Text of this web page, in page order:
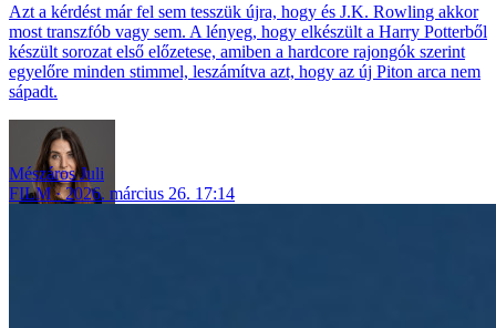
Azt a kérdést már fel sem tesszük újra, hogy és J.K. Rowling akkor
most transzfób vagy sem. A lényeg, hogy elkészült a Harry Potterből
készült sorozat első előzetese, amiben a hardcore rajongók szerint
egyelőre minden stimmel, leszámítva azt, hogy az új Piton arca nem
sápadt.
Mészáros Juli
FILM
2026. március 26. 17:14